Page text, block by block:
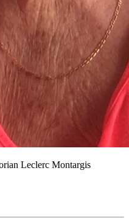
Leclerc Montargis